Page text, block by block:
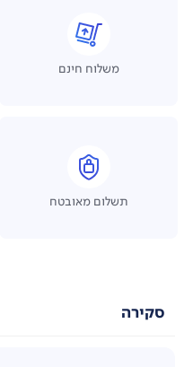
משלוח חינם
תשלום מאובטח
סקירה